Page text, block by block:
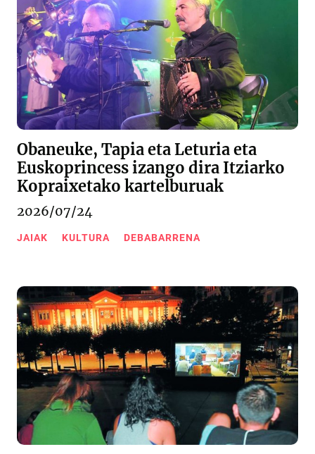
Obaneuke, Tapia eta Leturia eta
Euskoprincess izango dira Itziarko
Kopraixetako kartelburuak
2026/07/24
JAIAK KULTURA DEBABARRENA